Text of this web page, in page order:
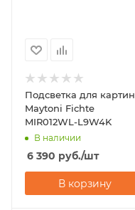
Подсветка для картин
Maytoni Fichte
MIR012WL-L9W4K
В наличии
6 390 руб./шт
В корзину